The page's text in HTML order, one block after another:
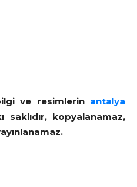
ve resimlerin antalya
saklıdır, kopyalanamaz,